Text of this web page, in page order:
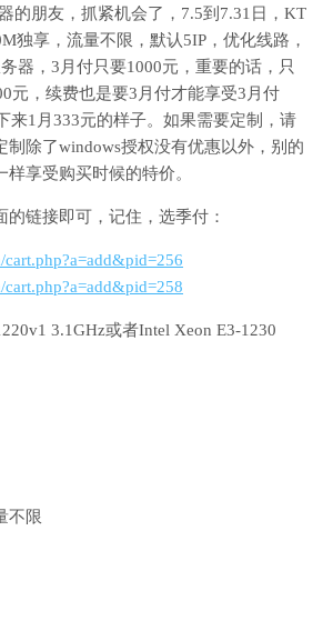
的朋友，抓紧机会了，7.5到7.31日，KT
独享，流量不限，默认5IP，优化线路，
器，3月付只要1000元，重要的话，只
元，续费也是要3月付才能享受3月付
来1月333元的样子。如果需要定制，请
制除了windows授权没有优惠以外，别的
享受购买时候的特价。
链接即可，记住，选季付：
3.1GHz或者Intel Xeon E3-1230
不限